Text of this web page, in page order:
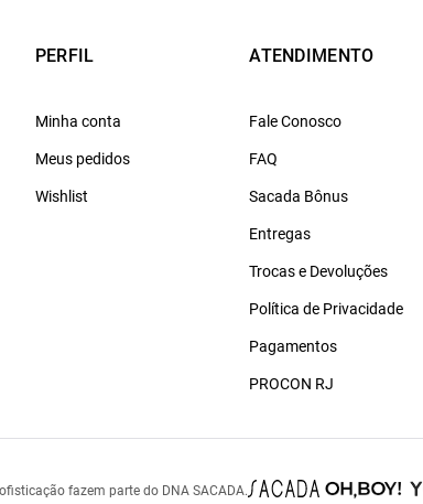
PERFIL
Minha conta
Meus pedidos
Wishlist
ATENDIMENTO
Fale Conosco
FAQ
Sacada Bônus
Entregas
Trocas e Devoluções
Política de Privacidade
Pagamentos
PROCON RJ
fazem parte do DNA SACADA.